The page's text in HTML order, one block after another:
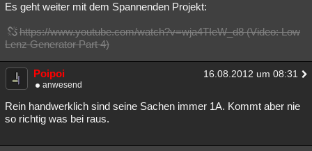
Es geht weiter mit dem Spannenden Projekt:
https://www.youtube.com/watch?v=wja4TIeW_d8 (Video: Low
Lenz Generator Part 4)
Poipoi 16.08.2012 um 08:31
anwesend
Rein handwerklich sind seine Sachen immer 1A. Kommt aber nie
so richtig was bei raus.